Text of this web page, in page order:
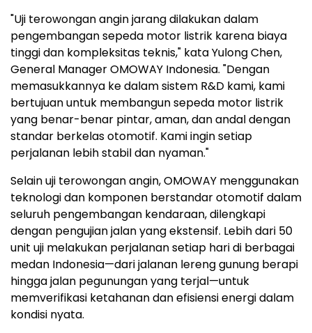
"Uji terowongan angin jarang dilakukan dalam
pengembangan sepeda motor listrik karena biaya
tinggi dan kompleksitas teknis," kataYulong Chen,
General Manager OMOWAY Indonesia. "Dengan
memasukkannya ke dalam sistem R&D kami, kami
bertujuan untuk membangun sepeda motor listrik
yang benar-benar pintar, aman, dan andal dengan
standar berkelas otomotif. Kami ingin setiap
perjalanan lebih stabil dan nyaman."
Selain uji terowongan angin, OMOWAY menggunakan
teknologi dan komponen berstandar otomotif dalam
seluruh pengembangan kendaraan, dilengkapi
dengan pengujian jalan yang ekstensif. Lebih dari 50
unit uji melakukan perjalanan setiap hari di berbagai
medan Indonesia—dari jalanan lereng gunung berapi
hingga jalan pegunungan yang terjal—untuk
memverifikasi ketahanan dan efisiensi energi dalam
kondisi nyata.